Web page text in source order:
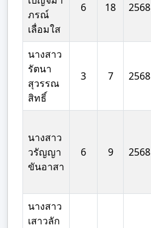
ภรณ์
เลื่อมใส
6 18 2568
นางสาว
รัตนา
สุวรรณ
สิทธิ์
3 7 2568
นางสาว
วรัญญา
ขันอาสา
6 9 2568
นางสาว
เสาวลัก